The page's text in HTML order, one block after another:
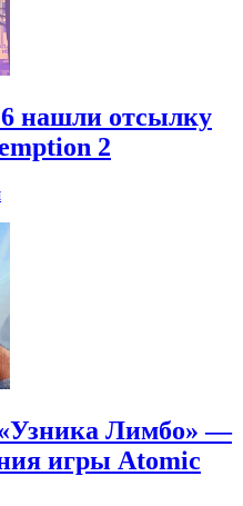
нашли отсылку
2
Лимбо» —
игры Atomic